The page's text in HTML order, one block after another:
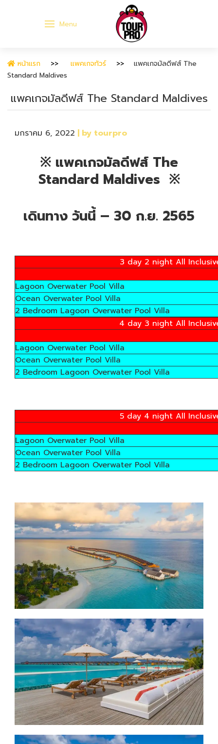
Menu
หน้าแรก แพคเกจทัวร์
แพคเกจมัลดีฟส์ The
Standard Maldives
แพคเกจมัลดีฟส์ The Standard Maldives
มกราคม 6, 2022 | by tourpro
※ แพคเกจมัลดีฟส์ The
Standard Maldives ※
เดินทาง วันนี้ – 30 ก.ย. 2565
3 day 2 night All
Lagoon Overwater Pool Villa
Ocean Overwater Pool Villa
2 Bedroom Lagoon Overwater Pool Villa
4 day 3 night All
Lagoon Overwater Pool Villa
Ocean Overwater Pool Villa
2 Bedroom Lagoon Overwater Pool Villa
5 day 4 night All
Lagoon Overwater Pool Villa
Ocean Overwater Pool Villa
2 Bedroom Lagoon Overwater Pool Villa